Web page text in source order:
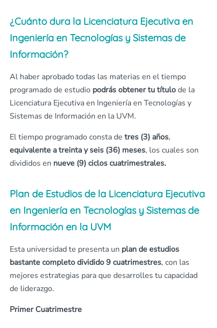
¿Cuánto dura la Licenciatura Ejecutiva en
Ingeniería en Tecnologías y Sistemas de
Información?
Al haber aprobado todas las materias en el tiempo
programado de estudio podrás obtener tu títulode la
Licenciatura Ejecutiva en Ingeniería en Tecnologías y
Sistemas de Información en la UVM.
El tiempo programado consta de tres (3) años,
equivalente a treinta y seis (36) meses, los cuales son
divididos en nueve (9) ciclos cuatrimestrales.
Plan de Estudios de la Licenciatura Ejecutiva
en Ingeniería en Tecnologías y Sistemas de
Información en la UVM
Esta universidad te presenta un plan de estudios
bastante completo dividido 9 cuatrimestres, con las
mejores estrategias para que desarrolles tu capacidad
de liderazgo.
Primer Cuatrimestre